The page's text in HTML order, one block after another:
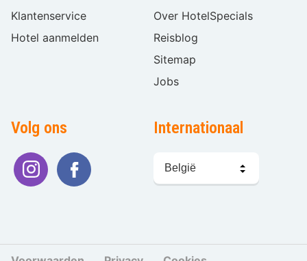
Klantenservice
Hotel aanmelden
Over HotelSpecials
Reisblog
Sitemap
Jobs
Volg ons Internationaal
kiezen